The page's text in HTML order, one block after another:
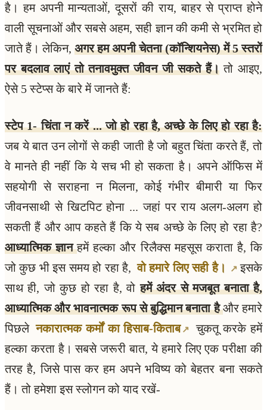
है। हम अपनी मान्यताओं, दूसरों की राय, बाहर से प्राप्त होने
वाली सूचनाओं और सबसे अहम, सही ज्ञान की कमी से भ्रमित हो
जाते हैं। लेकिन, अगर हम अपनी चेतना (कॉन्शियनेस) में 5 स्तरों
पर बदलाव लाएं तो तनावमुक्त जीवन जी सकते हैं।तो आइए,
ऐसे 5 स्टेप्स के बारे में जानते हैं:
स्टेप 1- चिंता न करें ... जो हो रहा है, अच्छे के लिए हो रहा है:
जब ये बात उन लोगों से कही जाती है जो बहुत चिंता करते हैं, तो
वे मानते ही नहीं कि ये सच भी हो सकता है। अपने ऑफिस में
सहयोगी से सराहना न मिलना, कोई गंभीर बीमारी या फिर
जीवनसाथी से खिटपिट होना ... जहां पर राय अलग-अलग हो
सकती हैं और आप कहते हैं कि ये सब अच्छे के लिए हो रहा है?
आध्यात्मिक ज्ञानहमें हल्का और रिलैक्स महसूस कराता है, कि
जो कुछ भी इस समय हो रहा है, वो हमारे लिए सही है।
इसके
साथ ही, जो कुछ हो रहा है, वोहमें अंदर से मजबूत बनाता है,
आध्यात्मिक और भावनात्मक रूप से बुद्धिमान बनाता हैऔर हमारे
पिछले नकारात्मक कर्मों का हिसाब-किताब
चुकतू करके हमें
हल्का करता है। सबसे जरूरी बात, ये हमारे लिए एक परीक्षा की
तरह है, जिसे पास कर हम अपने भविष्य को बेहतर बना सकते
हैं। तो हमेशा इस स्लोगन को याद रखें-